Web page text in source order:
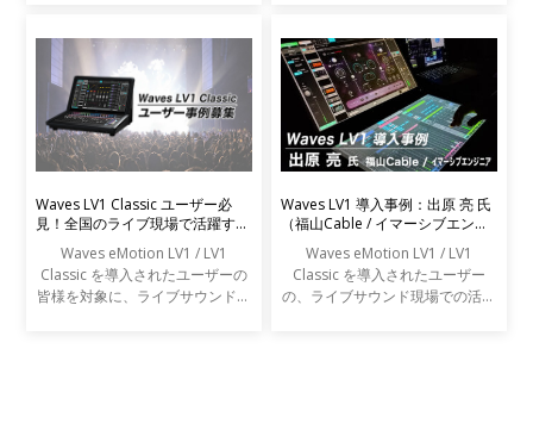
Waves LV1 Classic ユーザー必
見！全国のライブ現場で活躍する
Waves eMotion LV1 / LV1
Classic を導入されたユーザーの
皆様を対象に、ライブサウンドの
Waves LV1 導入事例：出原 亮 氏
（福山Cable / イマーシブエンジ
Waves eMotion LV1 / LV1
Classic を導入されたユーザー
の、ライブサウンド現場での活用